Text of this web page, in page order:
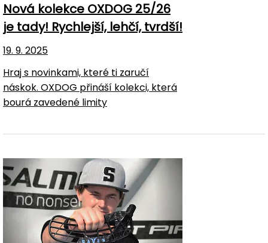
Nová kolekce OXDOG 25/26
je tady! Rychlejší, lehčí, tvrdší!
19. 9. 2025
Hraj s novinkami, které ti zaručí
náskok. OXDOG přináší kolekci, která
bourá zavedené limity